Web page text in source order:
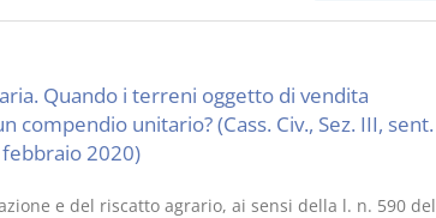
Quando i terreni oggetto di vendita
compendio unitario? (Cass. Civ., Sez. III, sent.
2020)
e del riscatto agrario, ai sensi della l. n. 590 del